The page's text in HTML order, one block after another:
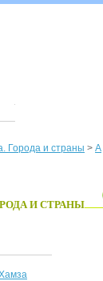
Города и страны > А
И СТРАНЫ